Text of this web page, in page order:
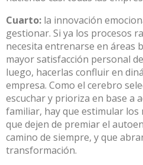
Cuarto: la innovación
gestionar. Si ya los procesos
necesita entrenarse en áreas
mayor satisfacción personal
luego, hacerlas confluir en
empresa. Como el cerebro
escuchar y prioriza en base a
familiar, hay que estimular
que dejen de premiar el
camino de siempre, y que
transformación.